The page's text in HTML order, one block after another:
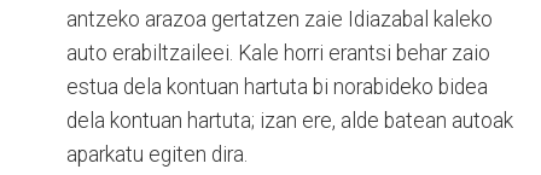
antzeko arazoa gertatzen zaie Idiazabal kaleko
auto erabiltzaileei. Kale horri erantsi behar zaio
estua dela kontuan hartuta bi norabideko bidea
dela kontuan hartuta; izan ere, alde batean autoak
aparkatu egiten dira.